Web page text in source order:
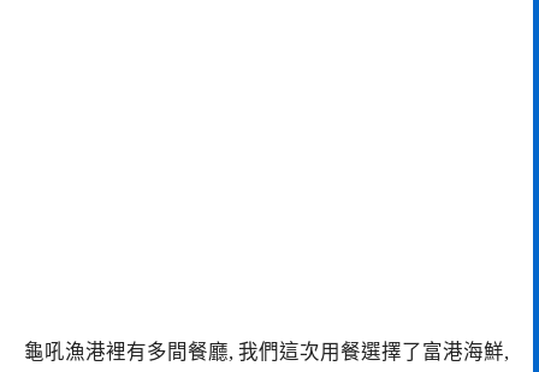
龜吼漁港裡有多間餐廳, 我們這次用餐選擇了富港海鮮,